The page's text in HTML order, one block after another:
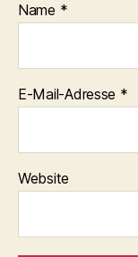
Name *
E-Mail-Adresse *
Website